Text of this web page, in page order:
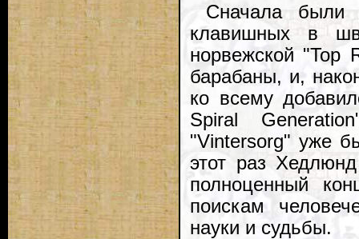
Сначала были
клавишных в
норвежской "Top
барабаны, и,
ко всему
Spiral
"Vintersorg" уже
этот раз
полноценный
поискам
науки и судьбы.